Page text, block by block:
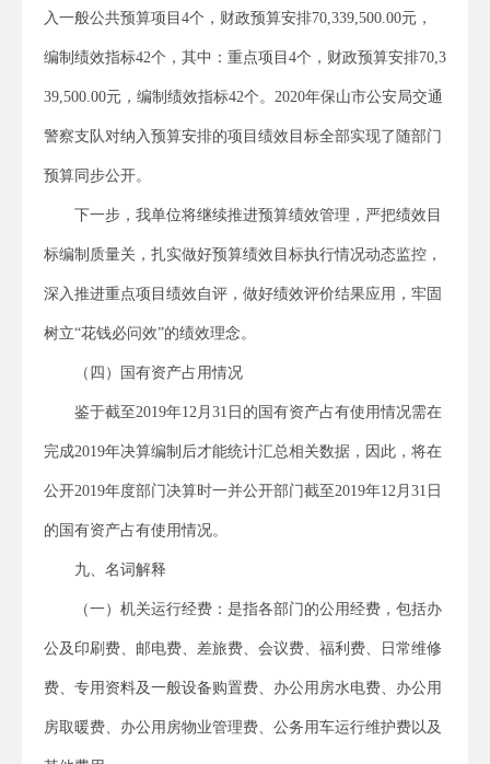
入一般公共预算项目4个，财政预算安排70,339,500.00元，
编制绩效指标42个，其中：重点项目4个，财政预算安排70,3
39,500.00元，编制绩效指标42个。2020年保山市公安局交通
警察支队对纳入预算安排的项目绩效目标全部实现了随部门
预算同步公开。
下一步，我单位将继续推进预算绩效管理，严把绩效目
标编制质量关，扎实做好预算绩效目标执行情况动态监控，
深入推进重点项目绩效自评，做好绩效评价结果应用，牢固
树立“花钱必问效”的绩效理念。
（四）国有资产占用情况
鉴于截至2019年12月31日的国有资产占有使用情况需在
完成2019年决算编制后才能统计汇总相关数据，因此，将在
公开2019年度部门决算时一并公开部门截至2019年12月31日
的国有资产占有使用情况。
九、名词解释
（一）机关运行经费：是指各部门的公用经费，包括办
公及印刷费、邮电费、差旅费、会议费、福利费、日常维修
费、专用资料及一般设备购置费、办公用房水电费、办公用
房取暖费、办公用房物业管理费、公务用车运行维护费以及